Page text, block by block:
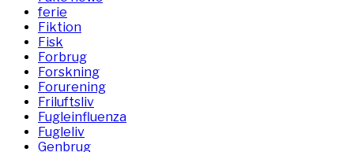
ferie
Fiktion
Fisk
Forbrug
Forskning
Forurening
Friluftsliv
Fugleinfluenza
Fugleliv
Genbrug